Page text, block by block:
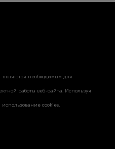
являются необходимым для
работы веб-сайта. Используя
cookies.